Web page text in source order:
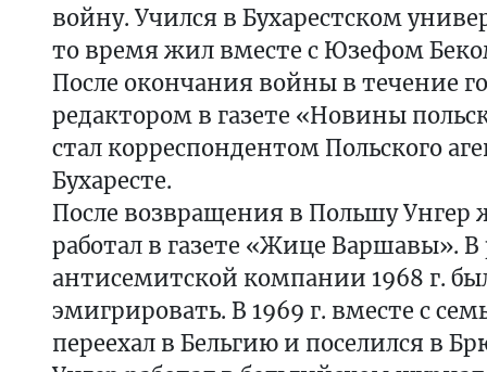
войну. Учился в Бухарестском
то время жил вместе с Юзефом
После окончания войны в течение
редактором в газете «Новины
стал корреспондентом Польского
Бухаресте.
После возвращения в Польшу Унгер
работал в газете «Жице Варшавы». В
антисемитской компании 1968 г.
эмигрировать. В 1969 г. вместе с
переехал в Бельгию и поселился в